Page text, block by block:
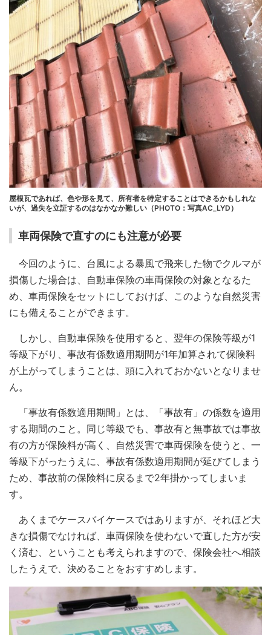
屋根瓦であれば、色や形を見て、所有者を特定することはできるかもしれな
いが、過失を立証するのはなかなか難しい（PHOTO：写真AC_LYD）
車両保険で直すのにも注意が必要
今回のように、台風による暴風で飛来した物でクルマが
損傷した場合は、自動車保険の車両保険の対象となるた
め、車両保険をセットにしておけば、このような自然災害
にも備えることができます。
しかし、自動車保険を使用すると、翌年の保険等級が1
等級下がり、事故有係数適用期間が1年加算されて保険料
が上がってしまうことは、頭に入れておかないとなりませ
ん。
「事故有係数適用期間」とは、「事故有」の係数を適用
する期間のこと。同じ等級でも、事故有と無事故では事故
有の方が保険料が高く、自然災害で車両保険を使うと、一
等級下がったうえに、事故有係数適用期間が延びてしまう
ため、事故前の保険料に戻るまで2年掛かってしまいま
す。
あくまでケースバイケースではありますが、それほど大
きな損傷でなければ、車両保険を使わないで直した方が安
く済む、ということも考えられますので、保険会社へ相談
したうえで、決めることをおすすめします。